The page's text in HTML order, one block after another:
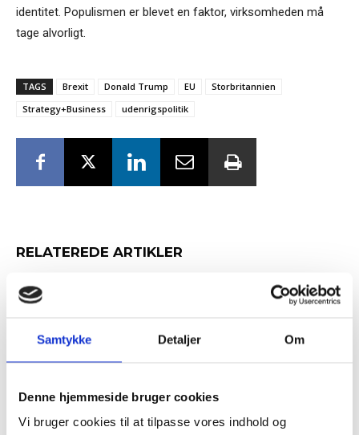
Samtykke Detaljer Om
Denne hjemmeside bruger cookies
Vi bruger cookies til at tilpasse vores indhold og
identitet. Populismen er blevet en faktor, virksomheden må
tage alvorligt.
TAGS Brexit Donald Trump EU
Storbritannien
Strategy+Business
udenrigspolitik
RELATEREDE ARTIKLER
meningsfulde virksomhed
topchefen er på vildspor
Tilmeld dig vores
nyhedsbrev
– og modtag Ole Borchs bog